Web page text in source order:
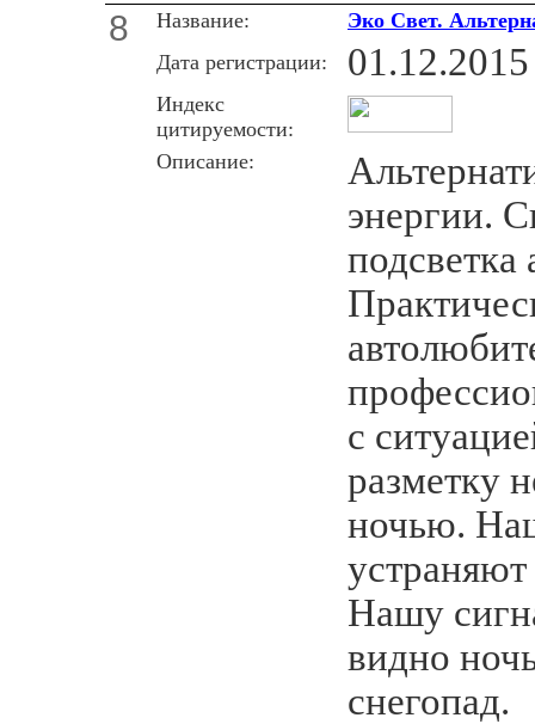
8 Название:
Эко Свет.
Дата регистрации:
01.12.2015
Индекс
цитируемости:
Описание:
энергии.
подсветка
с
разметку
ночью.
устраняют
Нашу
видно
снегопад.